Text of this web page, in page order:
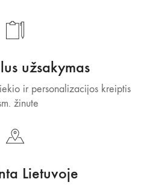
užsakymas
ir personalizacijos kreiptis
žinute
Lietuvoje